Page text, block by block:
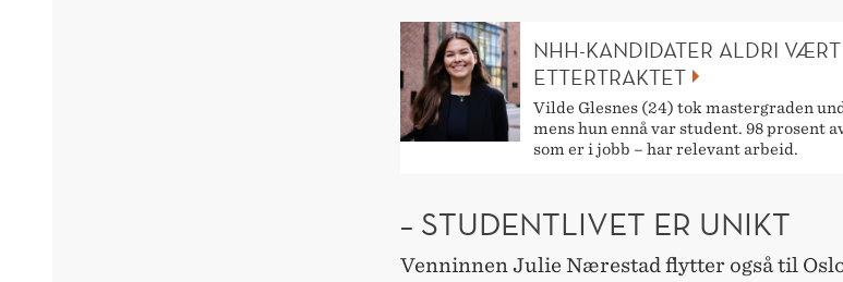
NHH-KANDIDATER ALDRI
ETTERTRAKTET
Vilde Glesnes (24) tok mastergraden
mens hun ennå var student. 98 prosent
som er i jobb – har relevant arbeid.
– STUDENTLIVET ER UNIKT
Venninnen Julie Nærestad flytter også til